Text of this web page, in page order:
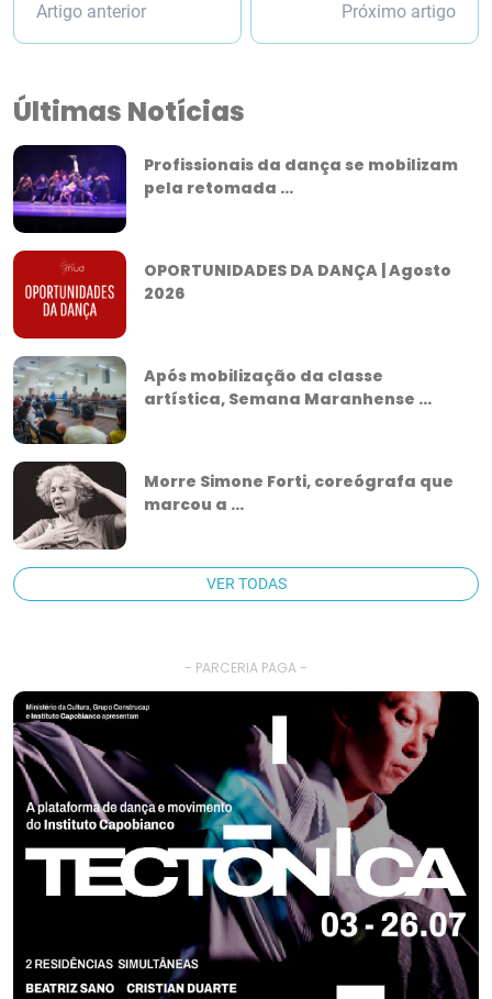
Artigo anterior Próximo artigo
Últimas Notícias
Profissionais da dança se mobilizam
pela retomada ...
OPORTUNIDADES DA DANÇA | Agosto
2026
Após mobilização da classe
artística, Semana Maranhense ...
Morre Simone Forti, coreógrafa que
marcou a ...
VER TODAS
- PARCERIA PAGA -